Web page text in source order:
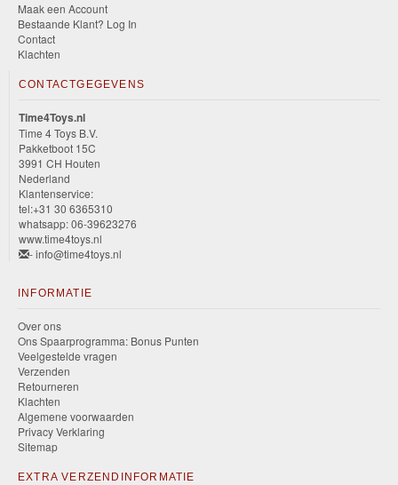
Maak een Account
Bestaande Klant? Log In
Contact
Klachten
CONTACTGEGEVENS
Time4Toys.nl
Time 4 Toys B.V.
Pakketboot 15C
3991 CH Houten
Nederland
Klantenservice:
tel:+31 30 6365310
whatsapp: 06-39623276
www.time4toys.nl
- info@time4toys.nl
INFORMATIE
Over ons
Ons Spaarprogramma: Bonus Punten
Veelgestelde vragen
Verzenden
Retourneren
Klachten
Algemene voorwaarden
Privacy Verklaring
Sitemap
EXTRA VERZENDINFORMATIE